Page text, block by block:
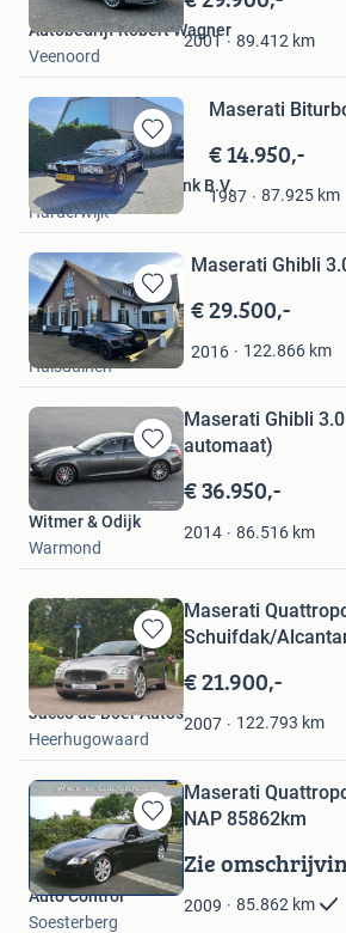
Mijn
Favorieten2001 89.412 km
Autobedrijf Robert Wagner
Veenoord
Bewaren
in
Mijn
Favorieten
Maserati
€ 14.950,-
1987 87.925 km
Autobedrijf Heersmink B.V.
Harderwijk
Bewaren
in
Mijn
Favorieten
Maserati Ghibli
€ 29.500,-
2016 122.866 km
T
Huisduinen
Bewaren
in
Mijn
Favorieten
Maserati Ghibli
automaat)
€ 36.950,-
2014 86.516 km
Witmer & Odijk
Warmond
Bewaren
in
Mijn
Favorieten
Maserati
Schuifdak/
€ 21.900,-
2007 122.793 km
Jacco de Boer Auto's
Heerhugowaard
Bewaren
Mijn
Favorieten
Maserati
NAP 85862km
Zie
2009 85.862 km
Auto Control
Soesterberg